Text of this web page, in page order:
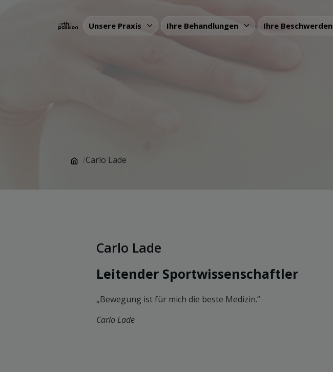
Unsere Praxis Ihre Behandlungen Ihre Beschwerden
/Carlo Lade
Carlo Lade
Leitender Sportwissenschaftler
„Bewegung ist für mich die beste Medizin.“
Carlo Lade